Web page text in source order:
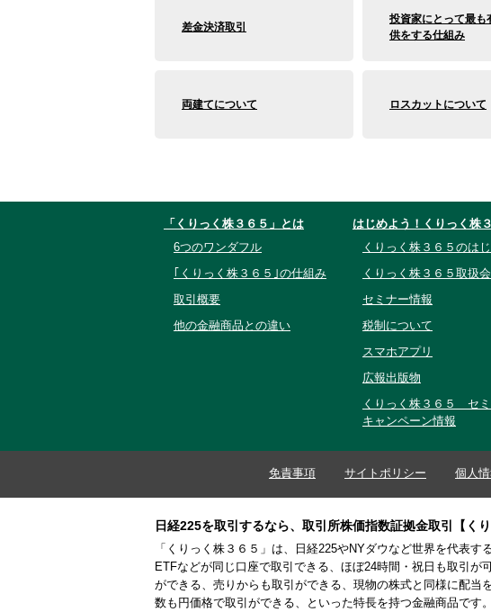
差金決済取引
投資家にとって最も
供をする仕組み
両建てについて ロスカットについて
「くりっく株３６５」とは
6つのワンダフル
｢くりっく株３６５｣の仕組み
取引概要
他の金融商品との違い
はじめよう！くりっく株
くりっく株３６５のは
くりっく株３６５取扱
セミナー情報
税制について
スマホアプリ
広報出版物
くりっく株３６５ セミ
キャンペーン情報
免責事項 サイトポリシー 個人
日経225を取引するなら、取引所株価指数証拠金取引【くり
「くりっく株３６５」は、日経225やNYダウなど世界を代表す
ETFなどが同じ口座で取引できる、ほぼ24時間・祝日も取引が
ができる、売りからも取引ができる、現物の株式と同様に配当
数も円価格で取引ができる、といった特長を持つ金融商品です。